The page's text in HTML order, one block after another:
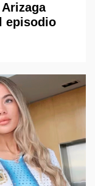
episodio